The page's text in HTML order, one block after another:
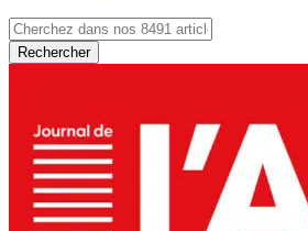
Rechercher